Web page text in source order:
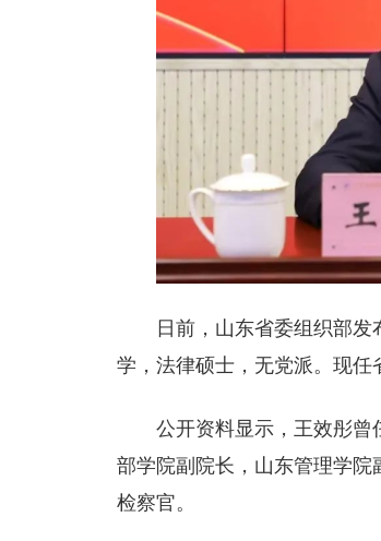
日前，山东省委组织部
学，法律硕士，无党派。现任
公开资料显示，王效彤曾
部学院副院长，山东管理学
检察官。